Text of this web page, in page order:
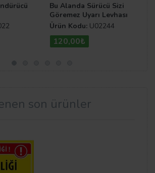
Bu Alanda Sürücü Sizi
Göremez Uyarı Levhası
Ürün Kodu: U02244
120,00₺
son ürünler